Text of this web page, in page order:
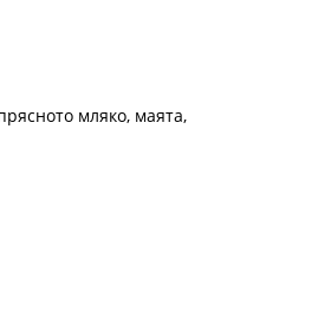
мляко, маята,